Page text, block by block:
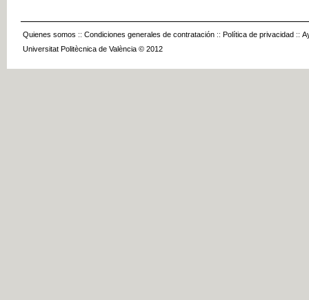
Quienes somos :: Condiciones generales de contratación :: Política de privacidad ::
Universitat Politècnica de València © 2012